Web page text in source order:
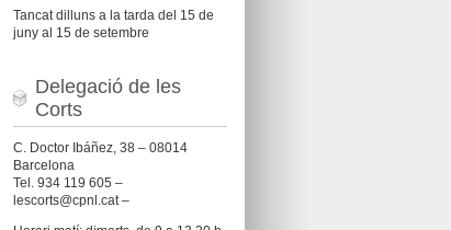
Tancat dilluns a la tarda del 15 de
juny al 15 de setembre
Delegació de les
Corts
C. Doctor Ibáñez, 38 – 08014
Barcelona
Tel. 934 119 605 –
lescorts@cpnl.cat –